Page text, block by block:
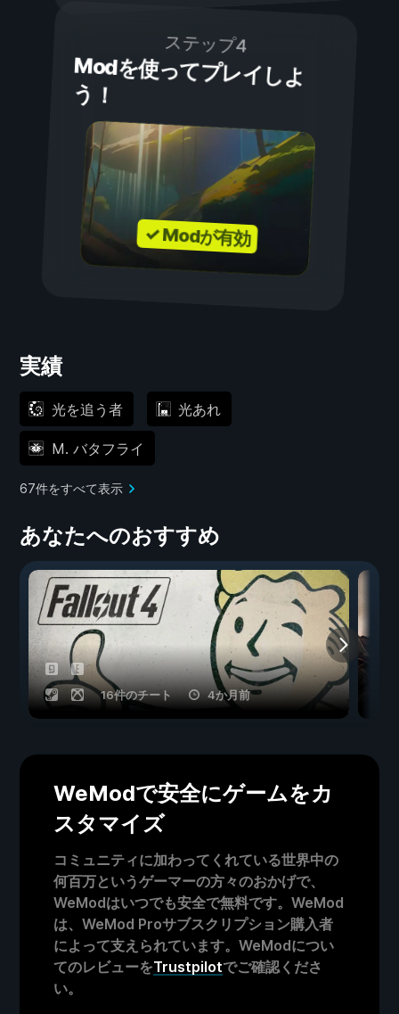
ステップ4
Modを使ってプレイしよ
う！
✓ Modが有効
実績
光を追う者 光あれ
M. バタフライ
67件をすべて表示
あなたへのおすすめ
16件のチート 4か月前
WeModで安全にゲームをカ
スタマイズ
コミュニティに加わってくれている世界中の
何百万というゲーマーの方々のおかげで、
WeModはいつでも安全で無料です。WeMod
は、WeMod Proサブスクリプション購入者
によって支えられています。WeModについ
てのレビューをTrustpilotでご確認くださ
い。